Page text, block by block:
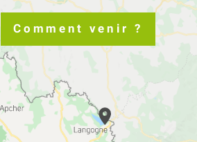
Comment venir ?